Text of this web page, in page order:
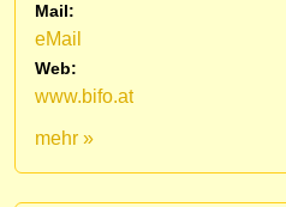
Mail:
eMail
Web:
www.bifo.at
mehr »